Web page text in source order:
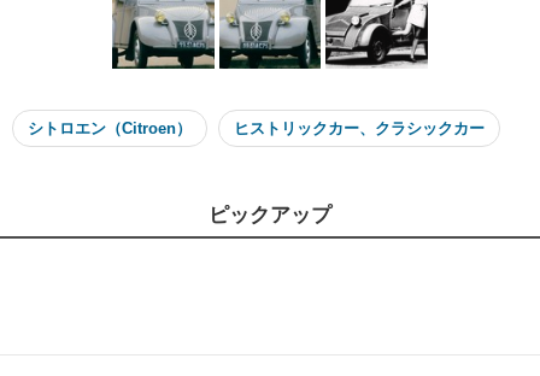
シトロエン（Citroen） ヒストリックカー、クラシックカー
ピックアップ